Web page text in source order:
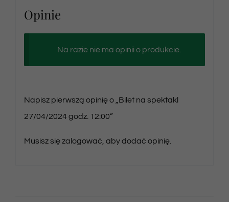
Opinie
Na razie nie ma opinii o produkcie.
Napisz pierwszą opinię o „Bilet na spektakl
27/04/2024 godz. 12:00”
Musisz sięzalogować , aby dodać opinię.